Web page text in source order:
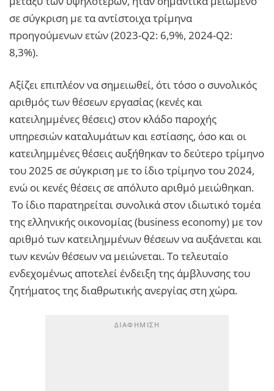
σε σύγκριση με τα αντίστοιχα τρίμηνα
προηγούμενων ετών (2023-Q2: 6,9%, 2024-Q2:
8,3%).
Αξίζει επιπλέον να σημειωθεί, ότι τόσο ο συνολικός
αριθμός των θέσεων εργασίας (κενές και
κατειλημμένες θέσεις) στον κλάδο παροχής
υπηρεσιών καταλυμάτων και εστίασης, όσο και οι
κατειλημμένες θέσεις αυξήθηκαν το δεύτερο τρίμηνο
του 2025 σε σύγκριση με το ίδιο τρίμηνο του 2024,
ενώ οι κενές θέσεις σε απόλυτο αριθμό μειώθηκαn.
Το ίδιο παρατηρείται συνολικά στον ιδιωτικό τομέα
της ελληνικής οικονομίας (business economy) με τον
αριθμό των κατειλημμένων θέσεων να αυξάνεται και
των κενών θέσεων να μειώνεται. Το τελευταίο
ενδεχομένως αποτελεί ένδειξη της άμβλυνσης του
ζητήματος της διαθρωτικής ανεργίας στη χώρα.